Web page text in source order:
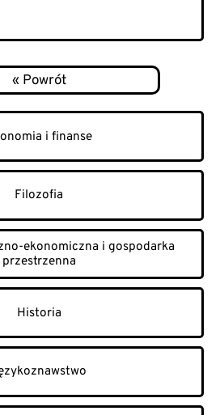
i finanse
Filozofia
ekonomiczna i gospodarka
przestrzenna
Historia